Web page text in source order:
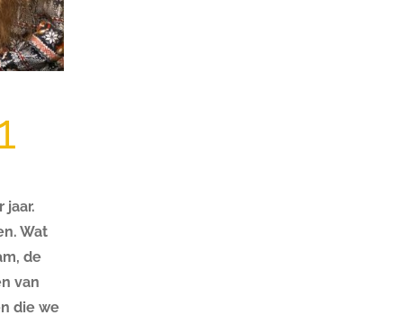
jaar.
Wat
de
van
die we